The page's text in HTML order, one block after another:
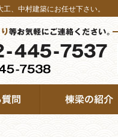
、中村建築にお任せ下さい。